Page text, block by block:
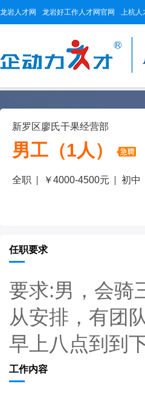
龙岩人才网 龙岩好工作人才网官网 上杭人
新罗区廖氏干果经营部
男工（1人）
全职 ￥4000-4500元 初中
任职要求
要求:男，会骑
从安排，有团
早上八点到到
工作内容